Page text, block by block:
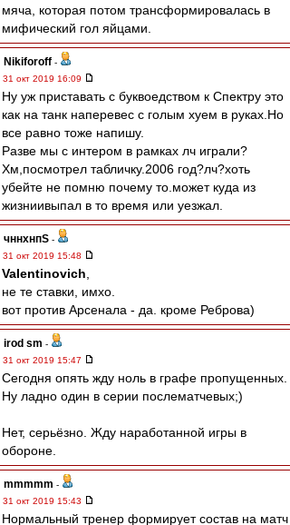
мяча, которая потом трансформировалась в
мифический гол яйцами.
Nikiforoff -
31 окт 2019 16:09
Ну уж приставать с буквоедством к Спектру это
как на танк наперевес с голым хуем в руках.Но
все равно тоже напишу.
Разве мы с интером в рамках лч играли?
Хм,посмотрел табличку.2006 год?лч?хоть
убейте не помню почему то.может куда из
жизниивыпал в то время или уезжал.
чннхнпS -
31 окт 2019 15:48
Valentinovich
не те ставки, имхо.
вот против Арсенала - да. кроме Реброва)
irod sm -
31 окт 2019 15:47
Сегодня опять жду ноль в графе пропущенных.
Ну ладно один в серии послематчевых;)
Нет, серьёзно. Жду наработанной игры в
обороне.
mmmmm -
31 окт 2019 15:43
Нормальный тренер формирует состав на матч